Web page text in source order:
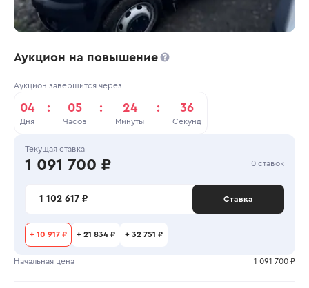
Аукцион на повышение
Аукцион завершится через
04
Дня
: 05
Часов
: 24
Минуты
: 35
Секунд
Текущая ставка
1 091 700 ₽ 0 ставок
1 102 617 ₽ Ставка
+ 10 917 ₽ + 21 834 ₽ + 32 751 ₽
Начальная цена 1 091 700 ₽